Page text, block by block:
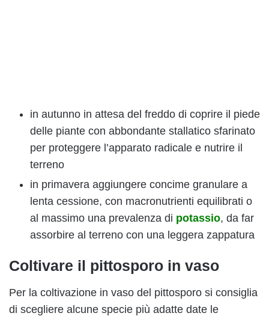
in autunno in attesa del freddo di coprire il piede
delle piante con abbondante stallatico sfarinato
per proteggere l’apparato radicale e nutrire il
terreno
in primavera aggiungere concime granulare a
lenta cessione, con macronutrienti equilibrati o
al massimo una prevalenza di potassio, da far
assorbire al terreno con una leggera zappatura
Coltivare il pittosporo in vaso
Per la coltivazione in vaso del pittosporo si consiglia
di scegliere alcune specie più adatte date le